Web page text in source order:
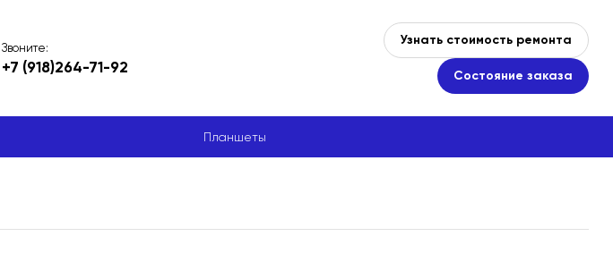
Звоните:
+7 (918)264-71-92
Узнать стоимость ремонта
Состояние заказа
Планшеты